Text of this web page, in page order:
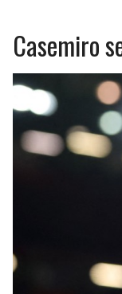
Casemiro